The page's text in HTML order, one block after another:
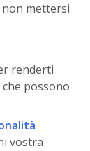
mettersi
renderti
possono
vostra